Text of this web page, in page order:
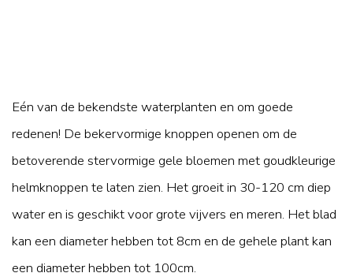
Eén van de bekendste waterplanten en om goede
redenen! De bekervormige knoppen openen om de
betoverende stervormige gele bloemen met goudkleurige
helmknoppen te laten zien. Het groeit in 30-120 cm diep
water en is geschikt voor grote vijvers en meren. Het blad
kan een diameter hebben tot 8cm en de gehele plant kan
een diameter hebben tot 100cm.